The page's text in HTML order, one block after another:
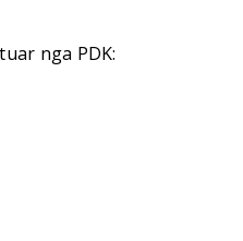
nga PDK: